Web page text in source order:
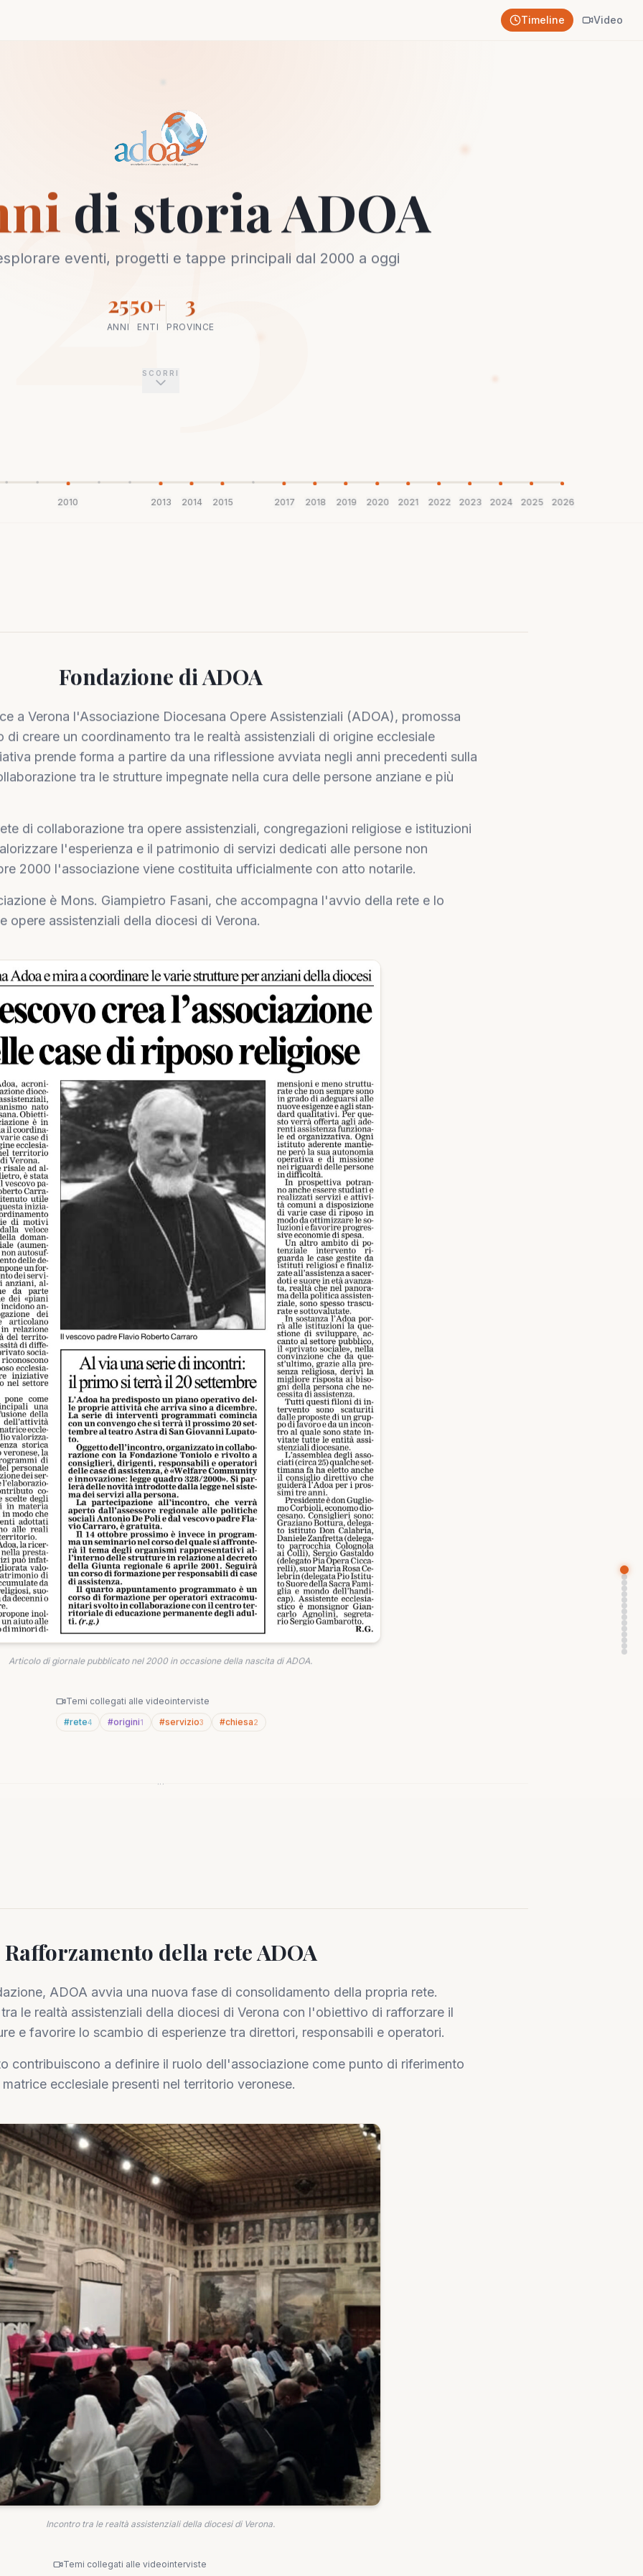
Timeline Video
25
di storia ADOA
eventi, progetti e tappe principali dal 2000 a oggi
25
ANNI
50+
ENTI
3
PROVINCE
SCORRI
2010 2013 2014 2015 2017 2018 2019 2020 2021 2022 2023 2024 2025 2026
Fondazione di ADOA
a Verona l'Associazione Diocesana Opere Assistenziali (ADOA), promossa
creare un coordinamento tra le realtà assistenziali di origine ecclesiale
prende forma a partire da una riflessione avviata negli anni precedenti sulla
tra le strutture impegnate nella cura delle persone anziane e più
di collaborazione tra opere assistenziali, congregazioni religiose e istituzioni
l'esperienza e il patrimonio di servizi dedicati alle persone non
2000 l'associazione viene costituita ufficialmente con atto notarile.
è Mons. Giampietro Fasani, che accompagna l'avvio della rete e lo
opere assistenziali della diocesi di Verona.
Articolo di giornale pubblicato nel 2000 in occasione della nascita di ADOA.
Temi collegati alle videointerviste
#rete4 #origini1 #servizio3 #chiesa2
···
Rafforzamento della rete ADOA
ADOA avvia una nuova fase di consolidamento della propria rete.
le realtà assistenziali della diocesi di Verona con l'obiettivo di rafforzare il
e favorire lo scambio di esperienze tra direttori, responsabili e operatori.
contribuiscono a definire il ruolo dell'associazione come punto di riferimento
ecclesiale presenti nel territorio veronese.
Incontro tra le realtà assistenziali della diocesi di Verona.
Temi collegati alle videointerviste